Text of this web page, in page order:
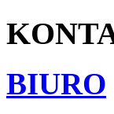
BIURO